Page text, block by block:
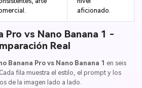
aficionado.
Pro vs Nano Banana 1 -
Real
Banana Pro vs Nano Banana 1 en seis
fila muestra el estilo, el prompt y los
de la imagen lado a lado.